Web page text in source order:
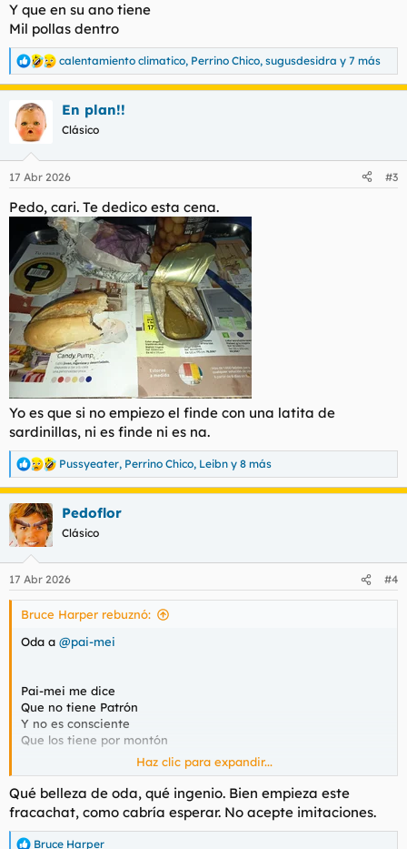
Y que en su ano tiene
Mil pollas dentro
R
e
a
c
c
e
:
calentamiento climatico, Perrino Chico, sugusdesidra y 7 más
En plan!!
Clásico
17 Abr 2026 #3
Pedo, cari. Te dedico esta cena.
Yo es que si no empiezo el finde con una latita de
sardinillas, ni es finde ni es na.
R
e
a
c
c
i
e
s
Pussyeater, Perrino Chico, Leibn y 8 más
Pedoflor
Clásico
17 Abr 2026 #4
Bruce Harper rebuznó:
Oda a @pai-mei
Pai-mei me dice
Que no tiene Patrón
Y no es consciente
Que los tiene por montón
Si llega un cliente
Y le pide la luna
Pai-mei se la baja
Antes que cuente una
Haz clic para expandir...
Qué belleza de oda, qué ingenio. Bien empieza este
fracachat, como cabría esperar. No acepte imitaciones.
Bruce Harper